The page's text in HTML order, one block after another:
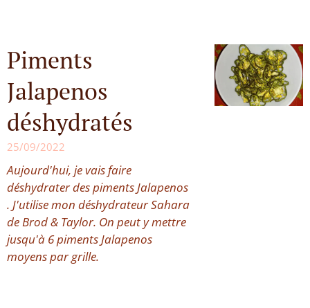
Piments
Jalapenos
déshydratés
25/09/2022
Aujourd'hui, je vais faire
déshydrater des piments Jalapenos
. J'utilise mon déshydrateur Sahara
de Brod & Taylor. On peut y mettre
jusqu'à 6 piments Jalapenos
moyens par grille.